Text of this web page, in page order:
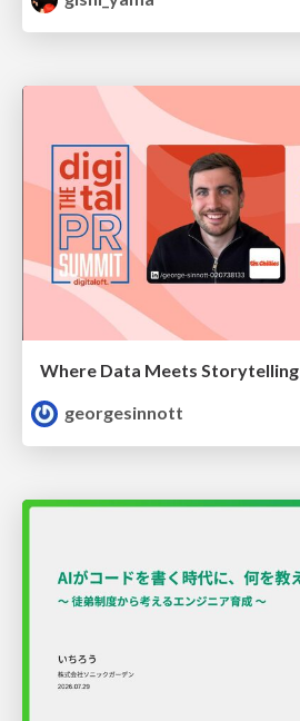
Where Data Meets Storytelling
georgesinnott